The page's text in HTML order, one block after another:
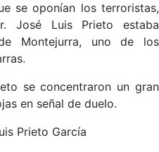
se oponían los terroristas,
José Luis Prieto estaba
Montejurra, uno de los
se concentraron un gran
en señal de duelo.
Prieto García